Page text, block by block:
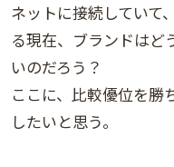
ネットに接続していて
る現在、ブランドはど
いのだろう？
ここに、比較優位を勝
したいと思う。